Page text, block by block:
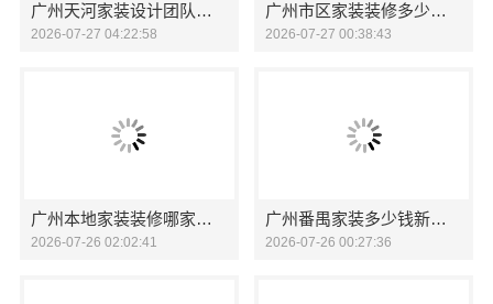
广州天河家装设计团队拎包入住，精匠饰家全铝更省心
2026-07-27 04:22:58
广州市区家装装修多少钱新房精匠饰家
2026-07-27 00:38:43
广州本地家装装修哪家专业毛坯房精匠饰家
2026-07-26 02:02:41
广州番禺家装多少钱新房精匠饰家全屋定制
2026-07-26 00:27:36